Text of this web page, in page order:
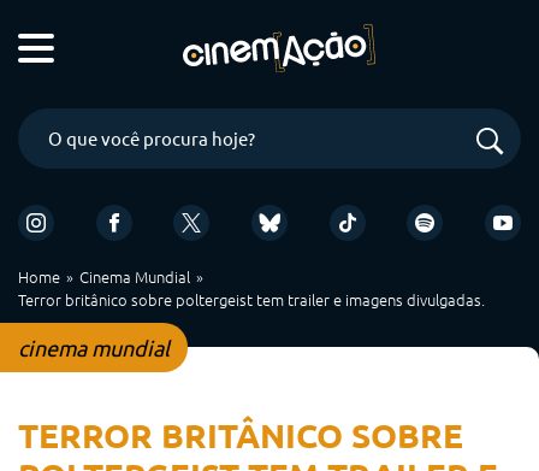
Home
Cinema Mundial
Terror britânico sobre poltergeist tem trailer e imagens divulgadas.
cinema mundial
TERROR BRITÂNICO SOBRE